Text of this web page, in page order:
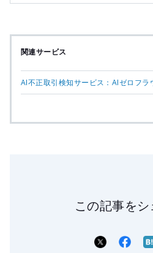
関連サービス
AI不正取引検知サービス：AIゼロフラ
この記事を